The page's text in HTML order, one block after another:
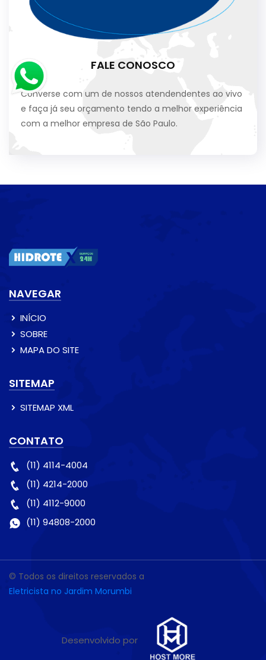
FALE CONOSCO
Converse com um de nossos atendendentes ao vivo
e faça já seu orçamento tendo a melhor experiência
com a melhor empresa de São Paulo.
NAVEGAR
INÍCIO
SOBRE
MAPA DO SITE
SITEMAP
SITEMAP XML
CONTATO
(11) 4114-4004
(11) 4214-2000
(11) 4112-9000
(11) 94808-2000
© Todos os direitos reservados a
Eletricista no Jardim Morumbi
Desenvolvido por